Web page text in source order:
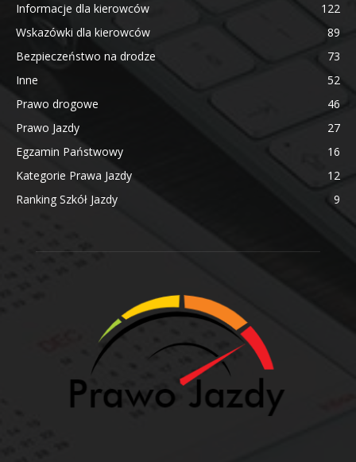
Informacje dla kierowców
122
Wskazówki dla kierowców
89
Bezpieczeństwo na drodze
73
Inne
52
Prawo drogowe
46
Prawo Jazdy
27
Egzamin Państwowy
16
Kategorie Prawa Jazdy
12
Ranking Szkół Jazdy
9